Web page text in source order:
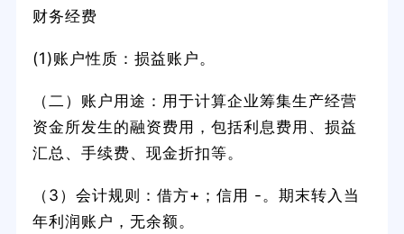
财务经费
(1)账户性质：损益账户。
（二）账户用途：用于计算企业筹集生产经营
资金所发生的融资费用，包括利息费用、损益
汇总、手续费、现金折扣等。
（3）会计规则：借方+；信用 -。期末转入当
年利润账户，无余额。